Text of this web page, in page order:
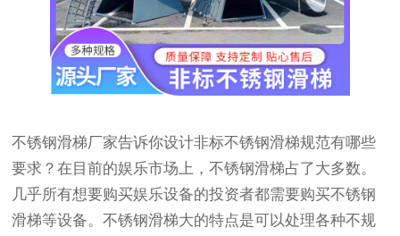
不锈钢滑梯厂家告诉你设计非标不锈钢滑梯规范有哪些
要求？在目前的娱乐市场上，不锈钢滑梯占了大多数。
几乎所有想要购买娱乐设备的投资者都需要购买不锈钢
滑梯等设备。不锈钢滑梯大的特点是可以处理各种不规